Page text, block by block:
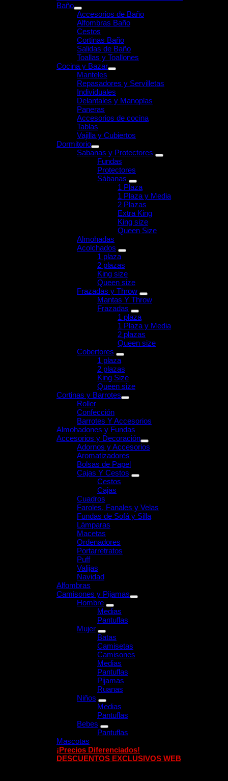
Dormitorio
Sabanas y Protectores
Fundas
Protectores
Sábanas
1 Plaza
1 Plaza y Media
2 Plazas
Extra King
King size
Queen Size
Almohadas
Acolchados
1 plaza
2 plazas
King size
Queen size
Frazadas y Throw
Mantas Y Throw
Frazadas
1 plaza
1 Plaza y Media
2 plazas
Queen size
Cobertores
1 plaza
2 plazas
King Size
Queen size
¡Precios Diferenciados!
DESCUENTOS EXCLUSIVOS WEB
Baño
Accesorios de Baño
Alfombras Baño
Cestos
Cortinas Baño
Salidas de Baño
Toallas y Toallones
Cocina y Bazar
Manteles
Repasadores y Servilletas
Individuales
Delantales y Manoplas
Paneras
Accesorios de cocina
Tablas
Vajilla y Cubiertos
Camisones y Pijamas
Hombre
Medias
Pantuflas
Mujer
Batas
Camisetas
Camisones
Medias
Pantuflas
Pijamas
Ruanas
Niños
Medias
Pantuflas
Bebes
Pantuflas
Cortinas y Barrotes
Roller
Confección
Barrotes Y Accesorios
Almohadones y Fundas
Accesorios y Decoración
Adornos y Accesorios
Aromatizadores
Bolsas de Papel
Cajas Y Cestos
Cestos
Cajas
Cuadros
Faroles, Fanales y Velas
Fundas de Sofá y Silla
Lámparas
Macetas
Ordenadores
Portarretratos
Puff
Valijas
Navidad
Alfombras
Mascotas